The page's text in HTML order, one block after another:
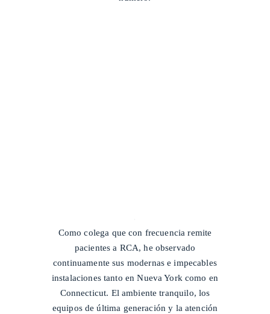
Como colega que con frecuencia remite
pacientes a RCA, he observado
continuamente sus modernas e impecables
instalaciones tanto en Nueva York como en
Connecticut. El ambiente tranquilo, los
equipos de última generación y la atención